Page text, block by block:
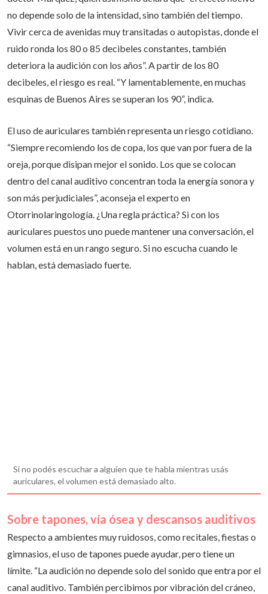
no depende solo de la intensidad, sino también del tiempo.
Vivir cerca de avenidas muy transitadas o autopistas, donde el
ruido ronda los 80 o 85 decibeles constantes, también
deteriora la audición con los años”. A partir de los 80
decibeles, el riesgo es real. “Y lamentablemente, en muchas
esquinas de Buenos Aires se superan los 90”, indica.
El uso de auriculares también representa un riesgo cotidiano.
“Siempre recomiendo los de copa, los que van por fuera de la
oreja, porque disipan mejor el sonido. Los que se colocan
dentro del canal auditivo concentran toda la energía sonora y
son más perjudiciales”, aconseja el experto en
Otorrinolaringología. ¿Una regla práctica? Si con los
auriculares puestos uno puede mantener una conversación, el
volumen está en un rango seguro. Si no escucha cuando le
hablan, está demasiado fuerte.
Si no podés escuchar a alguien que te habla mientras usás
auriculares, el volumen está demasiado alto.
Sobre tapones, vía ósea y descansos auditivos
Respecto a ambientes muy ruidosos, como recitales, fiestas o
gimnasios, el uso de tapones puede ayudar, pero tiene un
límite. “La audición no depende solo del sonido que entra por el
canal auditivo. También percibimos por vibración del cráneo,